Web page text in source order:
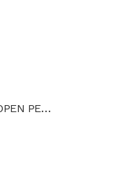
Conector para amarres MGO OPEN PETZL